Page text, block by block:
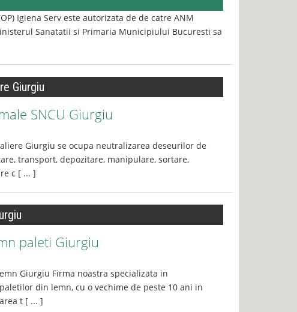
Igiena Serv este autorizata de de catre ANM
Sanatatii si Primaria Municipiului Bucuresti sa
Giurgiu
SNCU Giurgiu
Giurgiu se ocupa neutralizarea deseurilor de
transport, depozitare, manipulare, sortare,
c [ ... ]
paleti Giurgiu
Giurgiu Firma noastra specializata in
din lemn, cu o vechime de peste 10 ani in
t [ ... ]